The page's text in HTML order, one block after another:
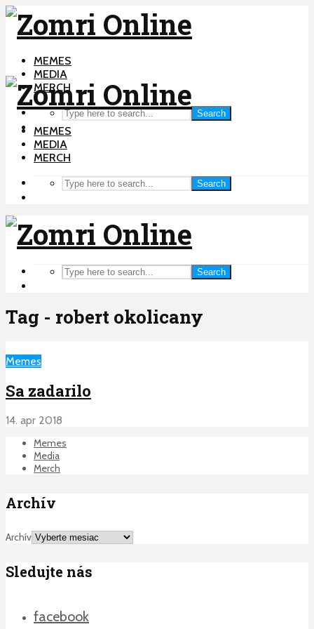
MEMES
MEDIA
MERCH
Search
MEMES
MEDIA
MERCH
Search
Search
Tag - robert okolicany
Memes
Sa zadarilo
14. apr 2018
Memes
Media
Merch
Archív
Archív
Sledujte nás
facebook